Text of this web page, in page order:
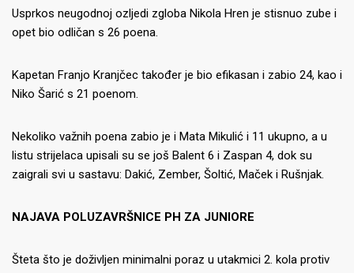
Usprkos neugodnoj ozljedi zgloba Nikola Hren je stisnuo zube i
opet bio odličan s 26 poena.
Kapetan Franjo Kranjčec također je bio efikasan i zabio 24, kao i
Niko Šarić s 21 poenom.
Nekoliko važnih poena zabio je i Mata Mikulić i 11 ukupno, a u
listu strijelaca upisali su se još Balent 6 i Zaspan 4, dok su
zaigrali svi u sastavu: Dakić, Zember, Šoltić, Maček i Rušnjak.
NAJAVA POLUZAVRŠNICE PH ZA JUNIORE
Šteta što je doživljen minimalni poraz u utakmici 2. kola protiv